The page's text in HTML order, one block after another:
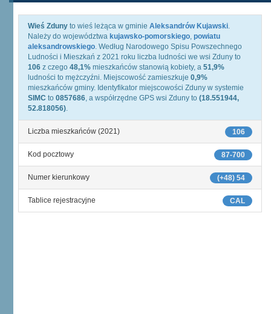
Wieś Zduny to wieś leżąca w gminie Aleksandrów Kujawski.
Należy do województwa kujawsko-pomorskiego, powiatu
aleksandrowskiego. Według Narodowego Spisu Powszechnego
Ludności i Mieszkań z 2021 roku liczba ludności we wsi Zduny to
106 z czego 48,1% mieszkańców stanowią kobiety, a 51,9%
ludności to mężczyźni. Miejscowość zamieszkuje 0,9%
mieszkańców gminy. Identyfikator miejscowości Zduny w systemie
SIMC to 0857686, a współrzędne GPS wsi Zduny to (18.551944,
52.818056).
106
Liczba mieszkańców (2021)
87-700
Kod pocztowy
(+48) 54
Numer kierunkowy
CAL
Tablice rejestracyjne